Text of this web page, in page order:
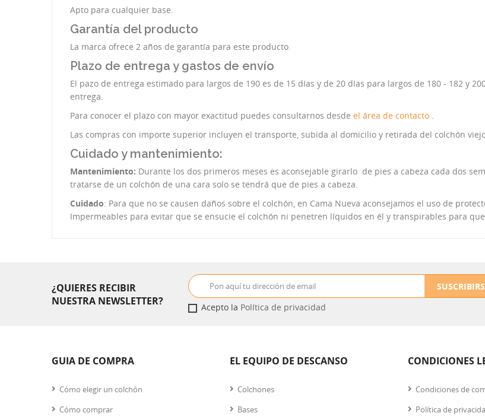
Apto para cualquier base.
Garantía del producto
La marca ofrece 2 años de garantía para este producto.
Plazo de entrega y gastos de envío
El pazo de entrega estimado para largos de 190 es de 15 días y de 20 días para largos de 180 - 182 y
entrega.
Para conocer el plazo con mayor exactitud puedes consultarnos desde el área de contacto .
Las compras con importe superior incluyen el transporte, subida al domicilio y retirada del colchón
Cuidado y mantenimiento:
Mantenimiento: Durante los dos primeros meses es aconsejable girarlo de pies a cabeza cada dos
tratarse de un colchón de una cara solo se tendrá que de pies a cabeza.
Cuidado: Para que no se causen daños sobre el colchón, en Cama Nueva aconsejamos el uso de
Impermeables para evitar que se ensucie el colchón ni penetren líquidos en él y transpirables para
¿QUIERES RECIBIR
NUESTRA NEWSLETTER?
Acepto la Política de privacidad
GUIA DE COMPRA
Cómo elegir un colchón
Cómo comprar
EL EQUIPO DE DESCANSO
Colchones
Bases
CONDICIONES
Condiciones de
Política de